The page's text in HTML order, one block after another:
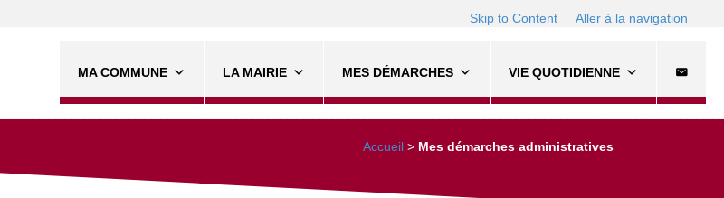
Skip to Content Aller à la navigation
MA COMMUNE LA MAIRIE MES DÉMARCHES VIE QUOTIDIENNE
Accueil > Mes démarches administratives